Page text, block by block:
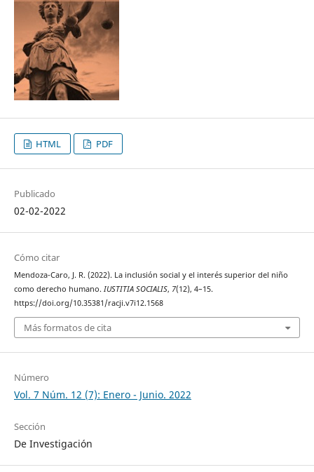
HTML PDF
Publicado
02-02-2022
Cómo citar
Mendoza-Caro, J. R. (2022). La inclusión social y el interés superior del niño
como derecho humano. IUSTITIA SOCIALIS, 7(12), 4–15.
https://doi.org/10.35381/racji.v7i12.1568
Más formatos de cita
Número
Vol. 7 Núm. 12 (7): Enero - Junio. 2022
Sección
De Investigación